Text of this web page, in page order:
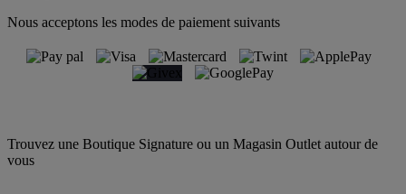
Nous acceptons les modes de paiement suivants
Trouvez une Boutique Signature ou un Magasin Outlet autour de
vous